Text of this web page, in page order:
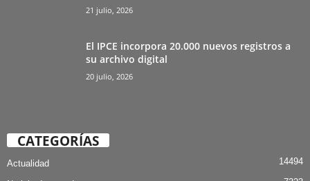
21 julio, 2026
El IPCE incorpora 20.000 nuevos registros a
su archivo digital
20 julio, 2026
CATEGORÍAS
Actualidad 14494